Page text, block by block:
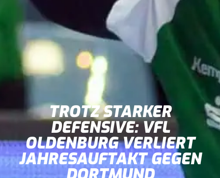
TROTZ STARKER
DEFENSIVE: VFL
OLDENBURG VERLIERT
JAHRESAUFTAKT GEGEN